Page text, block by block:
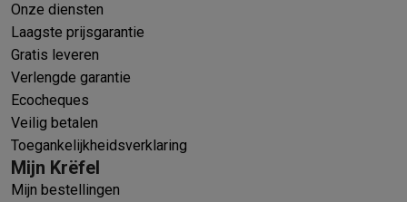
Onze diensten
Laagste prijsgarantie
Gratis leveren
Verlengde garantie
Ecocheques
Veilig betalen
Toegankelijkheidsverklaring
Mijn Krëfel
Mijn bestellingen